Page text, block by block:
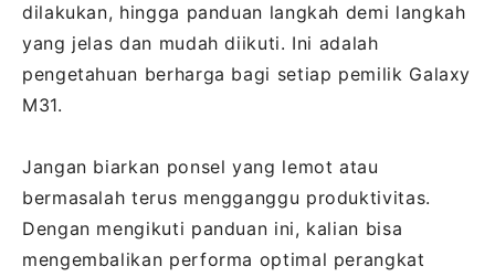
dilakukan, hingga panduan langkah demi langkah
yang jelas dan mudah diikuti. Ini adalah
pengetahuan berharga bagi setiap pemilik Galaxy
M31.
Jangan biarkan ponsel yang lemot atau
bermasalah terus mengganggu produktivitas.
Dengan mengikuti panduan ini, kalian bisa
mengembalikan performa optimal perangkat